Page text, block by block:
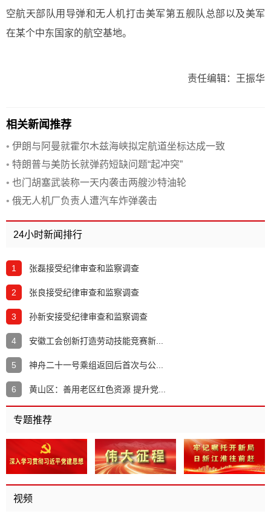
空航天部队用导弹和无人机打击美军第五舰队总部以及美军
在某个中东国家的航空基地。
责任编辑：王振华
相关新闻推荐
• 伊朗与阿曼就霍尔木兹海峡拟定航道坐标达成一致
• 特朗普与美防长就弹药短缺问题“起冲突”
• 也门胡塞武装称一天内袭击两艘沙特油轮
• 俄无人机厂负责人遭汽车炸弹袭击
24小时新闻排行
1 张磊接受纪律审查和监察调查
2 张良接受纪律审查和监察调查
3 孙新安接受纪律审查和监察调查
4 安徽工会创新打造劳动技能竞赛新...
5 神舟二十一号乘组返回后首次与公...
6 黄山区：善用老区红色资源 提升党...
专题推荐
视频